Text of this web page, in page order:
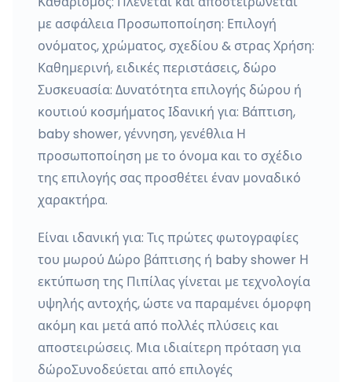
με ασφάλεια Προσωποποίηση: Επιλογή
ονόματος, χρώματος, σχεδίου & στρας Χρήση:
Καθημερινή, ειδικές περιστάσεις, δώρο
Συσκευασία: Δυνατότητα επιλογής δώρου ή
κουτιού κοσμήματος Ιδανική για: Βάπτιση,
baby shower, γέννηση, γενέθλια Η
προσωποποίηση με το όνομα και το σχέδιο
της επιλογής σας προσθέτει έναν μοναδικό
χαρακτήρα.
Είναι ιδανική για: Τις πρώτες φωτογραφίες
του μωρού Δώρο βάπτισης ή baby shower Η
εκτύπωση της Πιπίλας γίνεται με τεχνολογία
υψηλής αντοχής, ώστε να παραμένει όμορφη
ακόμη και μετά από πολλές πλύσεις και
αποστειρώσεις. Μια ιδιαίτερη πρόταση για
δώροΣυνοδεύεται από επιλογές